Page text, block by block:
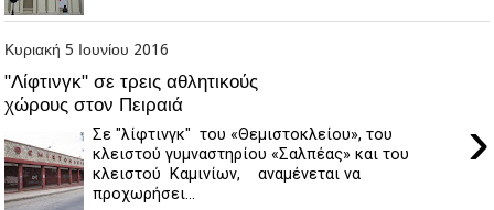
Κυριακή 5 Ιουνίου 2016
"Λίφτινγκ" σε τρεις αθλητικούς
χώρους στον Πειραιά
›
Σε "λίφτινγκ" του «Θεμιστοκλείου», του
κλειστού γυμναστηρίου «Σαλπέας» και του
κλειστού Καμινίων, αναμένεται να
προχωρήσει...